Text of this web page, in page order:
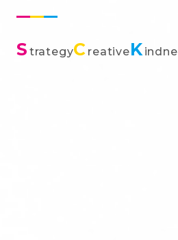
S trategyC reativeK